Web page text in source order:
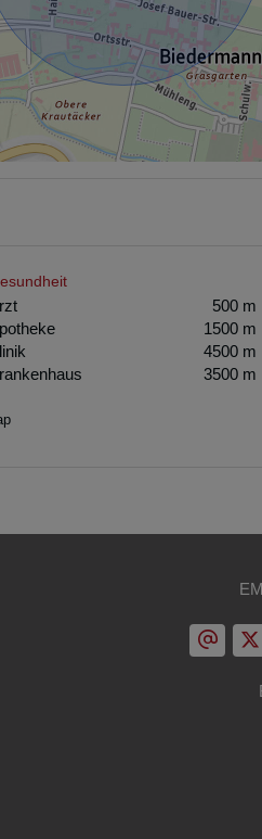
500 m
1500 m
4500 m
3500 m